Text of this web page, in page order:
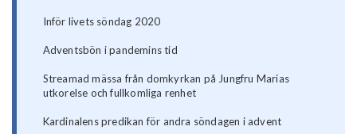
Inför livets söndag 2020
Adventsbön i pandemins tid
Streamad mässa från domkyrkan på Jungfru Marias
utkorelse och fullkomliga renhet
Kardinalens predikan för andra söndagen i advent